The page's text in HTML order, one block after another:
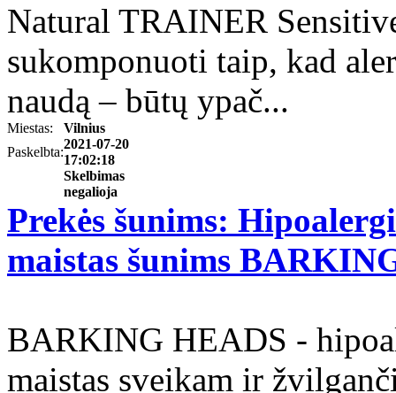
Natural TRAINER
sukomponuoti taip, kad
naudą – būtų ypač...
Miestas:
Vilnius
Paskelbta:
2021-07-20
17:02:18
Skelbimas
negalioja
Prekės šunims:
maistas šunims
BARKING HEADS -
maistas sveikam ir